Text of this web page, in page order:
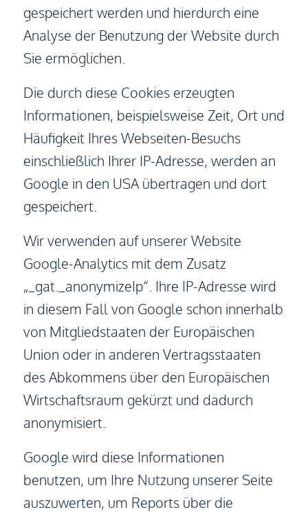
gespeichert werden und hierdurch eine
Analyse der Benutzung der Website durch
Sie ermöglichen.
Die durch diese Cookies erzeugten
Informationen, beispielsweise Zeit, Ort und
Häufigkeit Ihres Webseiten-Besuchs
einschließlich Ihrer IP-Adresse, werden an
Google in den USA übertragen und dort
gespeichert.
Wir verwenden auf unserer Website
Google-Analytics mit dem Zusatz
„_gat._anonymizeIp“. Ihre IP-Adresse wird
in diesem Fall von Google schon innerhalb
von Mitgliedstaaten der Europäischen
Union oder in anderen Vertragsstaaten
des Abkommens über den Europäischen
Wirtschaftsraum gekürzt und dadurch
anonymisiert.
Google wird diese Informationen
benutzen, um Ihre Nutzung unserer Seite
auszuwerten, um Reports über die